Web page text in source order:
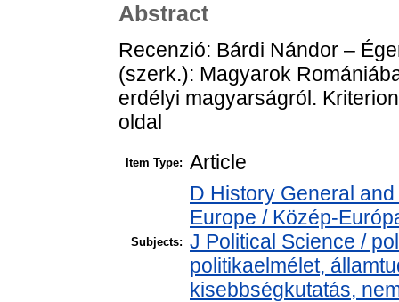
Abstract
Recenzió: Bárdi Nándor –
(szerk.): Magyarok
erdélyi magyarságról.
oldal
Item Type: Article
Subjects:
D History General
Europe / Közép-
J Political Science /
politikaelmélet,
kisebbségkutatás,